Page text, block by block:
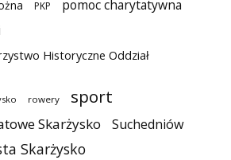
PKP
pomoc charytatywna
Historyczne Oddział
rowery sport
Skarżysko Suchedniów
Skarżysko